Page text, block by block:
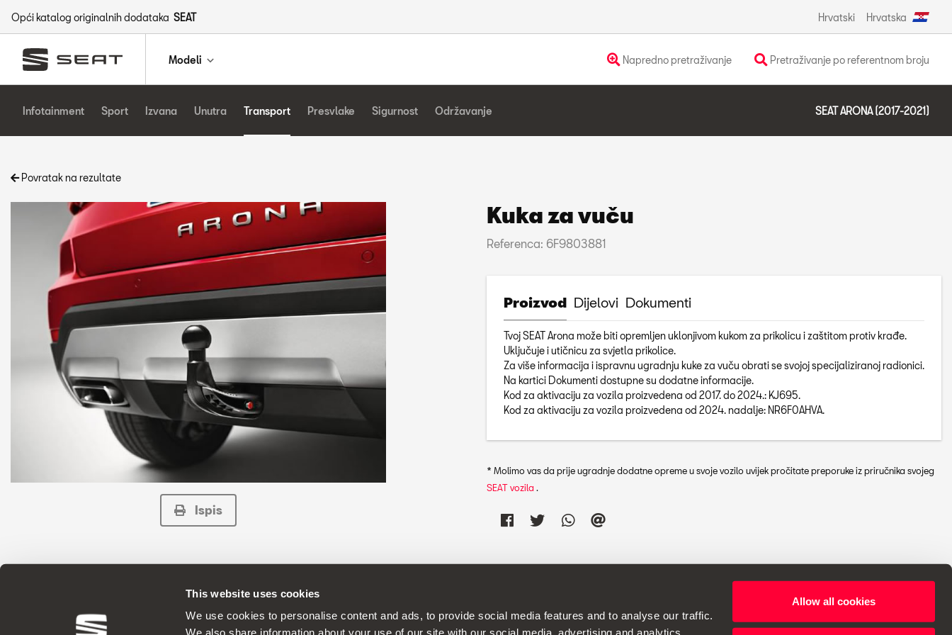
This website uses cookies
We use cookies to personalise content and ads, to provide social media features and to analyse our traffic.
We also share information about your use of our site with our social media, advertising and analytics
Allow all cookies
Opći katalog originalnih dodataka SEAT Hrvatski Hrvatska
Modeli Napredno pretraživanje Pretraživanje po referentnom broju
Infotainment Sport Izvana Unutra Transport Presvlake Sigurnost Održavanje SEAT ARONA (2017-2021)
Povratak na rezultate
Ispis
Kuka za vuču
Referenca: 6F9803881
Proizvod Dijelovi Dokumenti
Tvoj SEAT Arona može biti opremljen uklonjivom kukom za prikolicu i zaštitom protiv krađe.
Uključuje i utičnicu za svjetla prikolice.
Za više informacija i ispravnu ugradnju kuke za vuču obrati se svojoj specijaliziranoj radionici.
Na kartici Dokumenti dostupne su dodatne informacije.
Kod za aktivaciju za vozila proizvedena od 2017. do 2024.: KJ695.
Kod za aktivaciju za vozila proizvedena od 2024. nadalje: NR6F0AHVA.
* Molimo vas da prije ugradnje dodatne opreme u svoje vozilo uvijek pročitate preporuke iz priručnika svojeg
SEAT vozila.
ORIGINALNI DODACI - SEAT primjenjuje politiku neprekidnog razvoja svojih proizvoda i pridržava pravo izmjena u specifikacijama.